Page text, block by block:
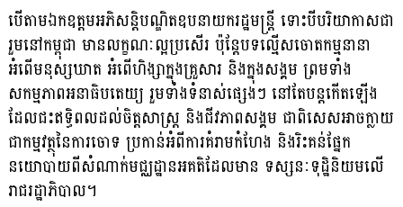
បើតាមឯកឧត្តមអភិសន្តិបណ្ឌិតឧបនាយករដ្ឋមន្ត្រី ទោះបីបរិយាកាសជា
រួមនៅកម្ពុជា មានលក្ខណៈល្អប្រសើរ ប៉ុន្តែបទល្មើសចោតកម្មនានា
អំពើមនុស្សឃាត អំពើហិង្សាក្នុងគ្រួសារ និងក្នុងសង្គម ព្រមទាំង
សកម្មភាពអនាធិបតេយ្យ រួមទាំងទំនាស់ផ្សេងៗ នៅតែបន្តកើតឡើង
ដែលជះឥទ្ធិពលដល់ចិត្តសាស្ត្រ និងជីវភាពសង្គម ជាពិសេសអាចក្លាយ
ជាកម្មវត្ថុនៃការចោទ ប្រកាន់អំពីការគំរាមកំហែង និងរិះគន់ផ្នែក
នយោបាយពីសំណាក់មជ្ឈដ្ឋានអគតិដែលមាន ទស្សនៈទុដ្ឋិនិយមលើ
រាជរដ្ឋាភិបាល។